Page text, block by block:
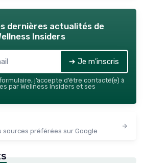
dernières actualités de
Insiders
➔ Je m'inscris
j’accepte d’être contacté(e) à
par Wellness Insiders et ses
sources préférées sur Google